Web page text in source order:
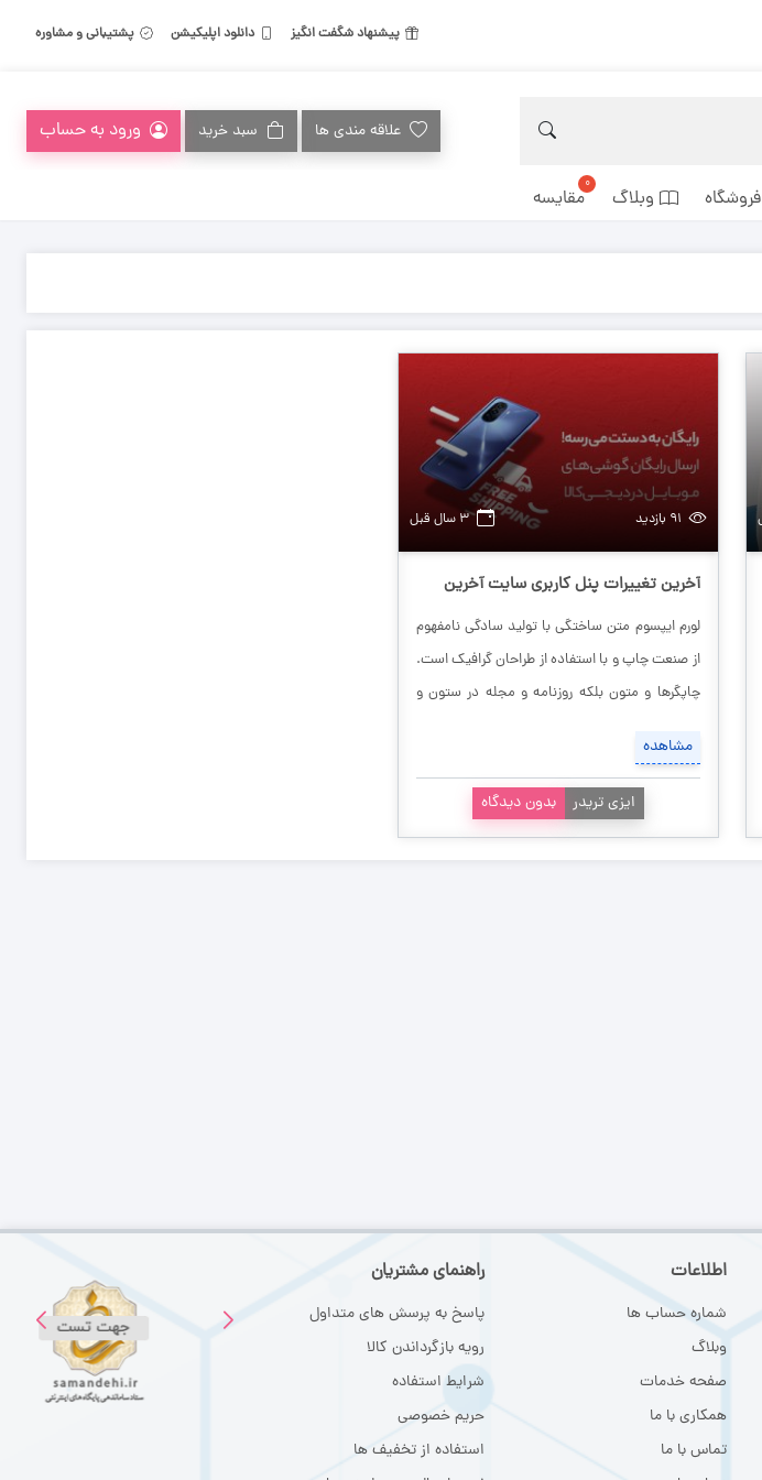
پیشنهاد شگفت انگیز دانلود اپلیکیشن پشتیبانی و مشاوره
علاقه مندی ها سبد خرید ورود به حساب
فروشگاه وبلاگ مقایسه
۹۱ بازدید ۳ سال قبل
آخرین تغییرات پنل کاربری سایت آخرین
تغییرات پنل کاربری سایت آخرین تغییرات
پنل کاربری سایت
لورم ایپسوم متن ساختگی با تولید سادگی نامفهوم
از صنعت چاپ و با استفاده از طراحان گرافیک است.
چاپگرها و متون بلکه روزنامه و مجله در ستون و
تکنولوژی مورد نیاز و کاربردهای متنوع با هدف بهبود
ابزارهای کاربردی می باشد. کتابهای زیادی در شصت
مشاهده
ایزی تریدر بدون دیدگاه
اطلاعات
شماره حساب ها
وبلاگ
صفحه خدمات
همکاری با ما
تماس با ما
راهنمای مشتریان
پاسخ به پرسش های متداول
رویه بازگرداندن کالا
شرایط استفاده
حریم خصوصی
استفاده از تخفیف ها